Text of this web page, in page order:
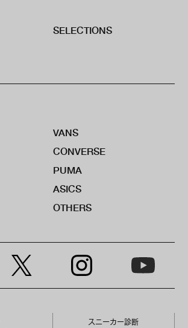
SELECTIONS
VANS
CONVERSE
PUMA
ASICS
OTHERS
スニーカー診断